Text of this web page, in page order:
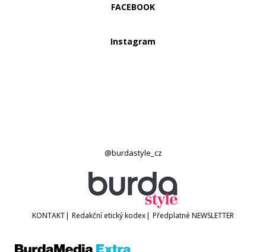
FACEBOOK
Instagram
@burdastyle_cz
KONTAKT| Redakční etický kodex| Předplatné NEWSLETTER